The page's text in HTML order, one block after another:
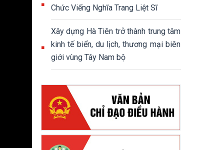
Chức Viếng Nghĩa Trang Liệt Sĩ
Xây dựng Hà Tiên trở thành trung tâm
kinh tế biển, du lịch, thương mại biên
giới vùng Tây Nam bộ